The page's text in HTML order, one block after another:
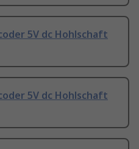
5V dc Hohlschaft
5V dc Hohlschaft